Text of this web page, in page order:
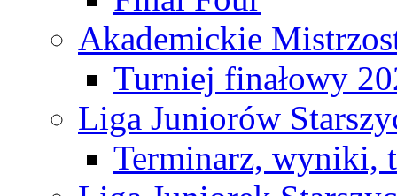
Akademickie
Turniej finałowy
Liga Juniorów
Terminarz, wyniki,